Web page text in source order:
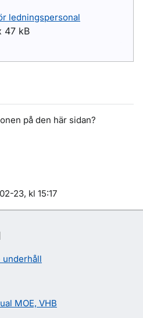
ledningspersonal
47 kB
på den här sidan?
23, kl 15:17
underhåll
MOE, VHB